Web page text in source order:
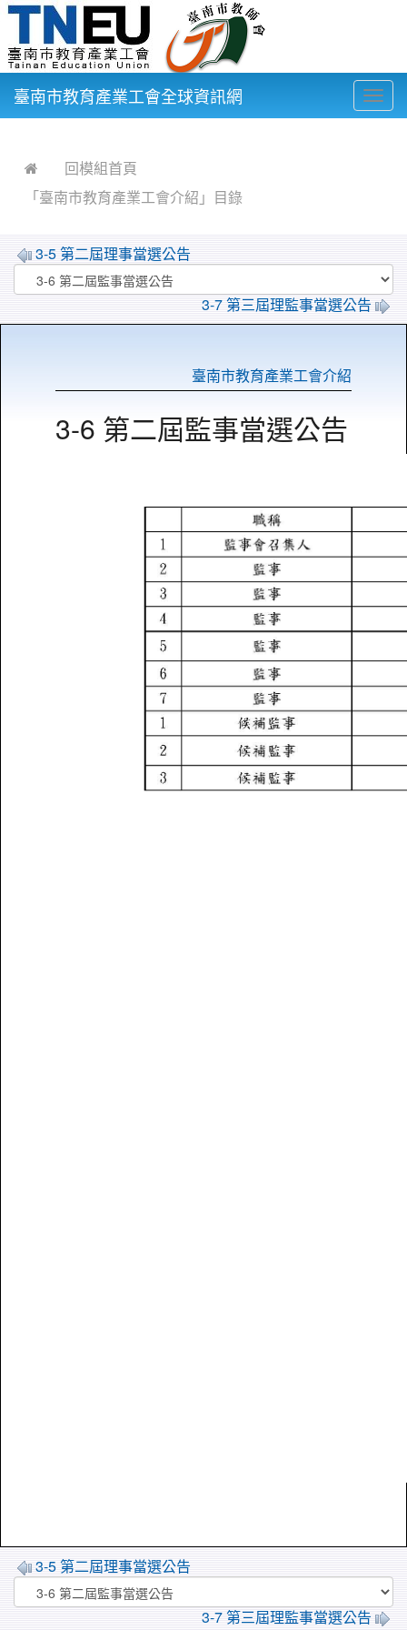
臺南市教育產業工會全球資訊網
回模組首頁
「臺南市教育產業工會介紹」目錄
3-5 第二屆理事當選公告
3-7 第三屆理監事當選公告
臺南市教育產業工會介紹
3-6 第二屆監事當選公告
3-5 第二屆理事當選公告
3-7 第三屆理監事當選公告